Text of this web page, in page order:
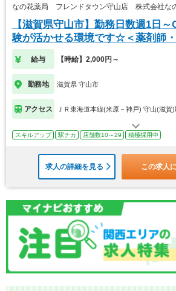
なの花薬局 フレンドタウン守山店 株式会社な
【滋賀県守山市】勤務日数週1日
験が活かせる環境です☆＜薬剤師
給与 【時給】2,000円～
勤務地 滋賀県 守山市
アクセス ＪＲ東海道本線(米原－神戸) 守山(滋賀)
スキルアップ 駅チカ 店舗数10～29 積極採用中
求人の詳細を見る この求人